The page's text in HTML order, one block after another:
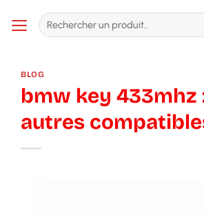
au
Recherche
pour :
BLOG
bmw key 433mhz
autres